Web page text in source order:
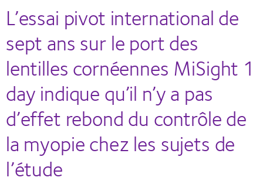
L’essai pivot international de
sept ans sur le port des
lentilles cornéennes MiSight 1
day indique qu’il n’y a pas
d’effet rebond du contrôle de
la myopie chez les sujets de
l’étude